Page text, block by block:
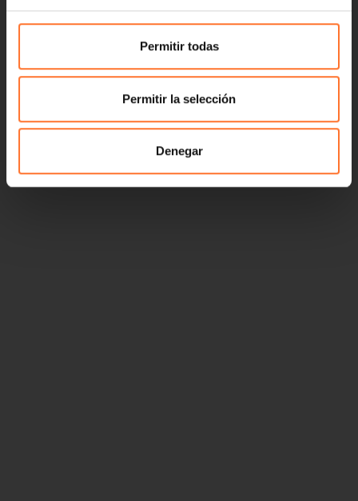
Permitir todas
Permitir la selección
Denegar